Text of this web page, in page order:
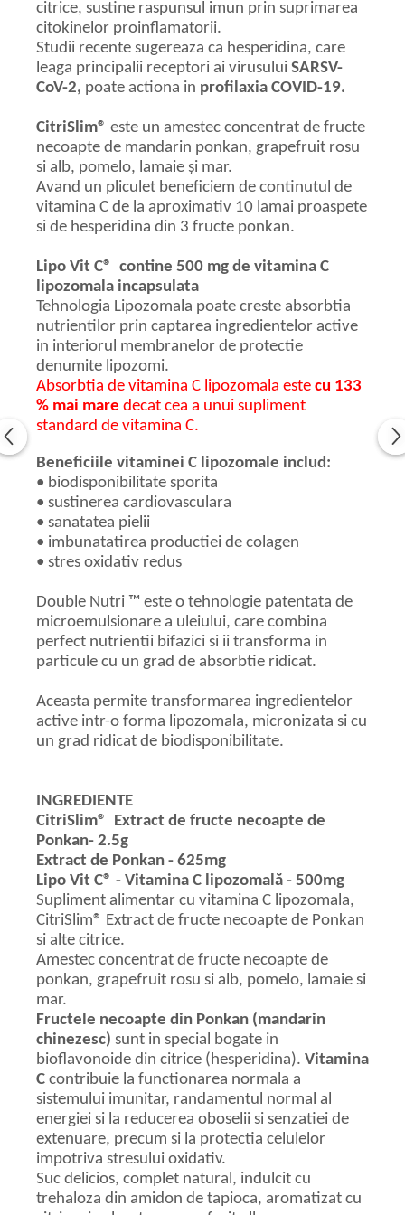
citrice, sustine raspunsul imun prin suprimarea
citokinelor proinflamatorii.
Studii recente sugereaza ca hesperidina, care
leaga principalii receptori ai virusului SARSV-
CoV-2, poate actiona in profilaxia COVID-19.
CitriSlim® este un amestec concentrat de fructe
necoapte de mandarin ponkan, grapefruit rosu
si alb, pomelo, lamaie și mar.
Avand un pliculet beneficiem de continutul de
vitamina C de la aproximativ 10 lamai proaspete
si de hesperidina din 3 fructe ponkan.
Lipo Vit C® contine 500 mg de vitamina C
lipozomala incapsulata
Tehnologia Lipozomala poate creste absorbtia
nutrientilor prin captarea ingredientelor active
in interiorul membranelor de protectie
denumite lipozomi.
Absorbtia de vitamina C lipozomala este cu 133
% mai mare decat cea a unui supliment
standard de vitamina C.
Beneficiile vitaminei C lipozomale includ:
• biodisponibilitate sporita
• sustinerea cardiovasculara
• sanatatea pielii
• imbunatatirea productiei de colagen
• stres oxidativ redus
Double Nutri ™ este o tehnologie patentata de
microemulsionare a uleiului, care combina
perfect nutrientii bifazici si ii transforma in
particule cu un grad de absorbtie ridicat.
Aceasta permite transformarea ingredientelor
active intr-o forma lipozomala, micronizata si cu
un grad ridicat de biodisponibilitate.
INGREDIENTE
CitriSlim® Extract de fructe necoapte de
Ponkan- 2.5g
Extract de Ponkan - 625mg
Lipo Vit C® - Vitamina C lipozomală - 500mg
Supliment alimentar cu vitamina C lipozomala,
CitriSlim® Extract de fructe necoapte de Ponkan
si alte citrice.
Amestec concentrat de fructe necoapte de
ponkan, grapefruit rosu si alb, pomelo, lamaie si
mar.
Fructele necoapte din Ponkan (mandarin
chinezesc) sunt in special bogate in
bioflavonoide din citrice (hesperidina). Vitamina
C contribuie la functionarea normala a
sistemului imunitar, randamentul normal al
energiei si la reducerea oboselii si senzatiei de
extenuare, precum si la protectia celulelor
impotriva stresului oxidativ.
Suc delicios, complet natural, indulcit cu
trehaloza din amidon de tapioca, aromatizat cu